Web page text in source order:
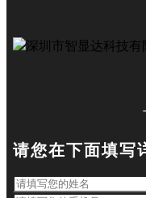
请您在下面填写